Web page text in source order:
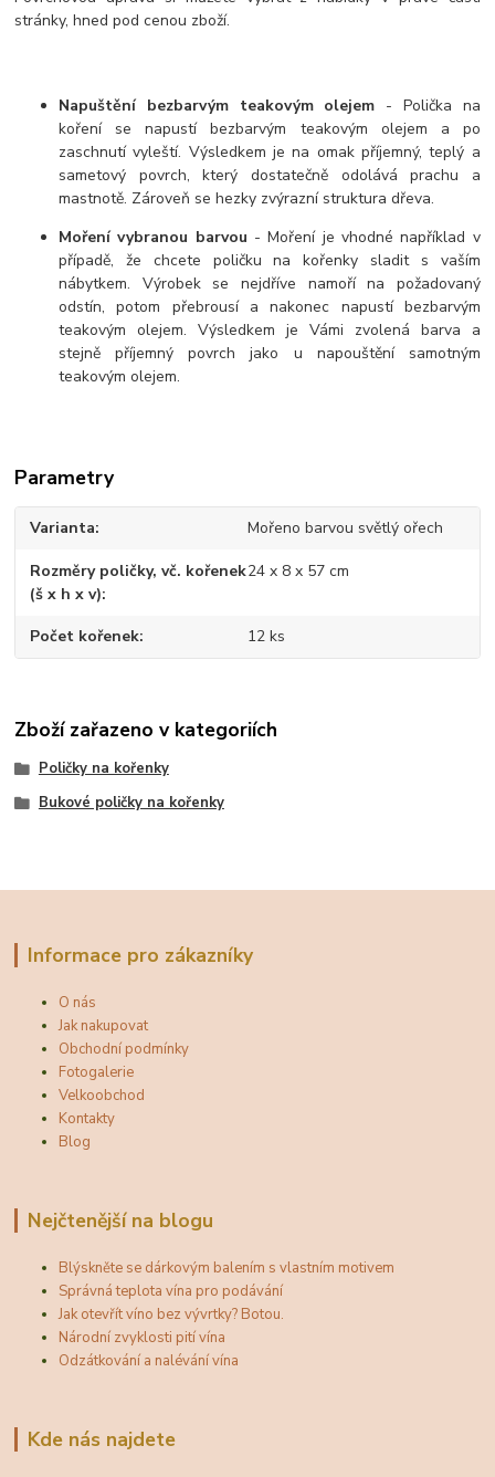
stránky, hned pod cenou zboží.
Napuštění bezbarvým teakovým olejem - Polička na
koření se napustí bezbarvým teakovým olejem a po
zaschnutí vyleští. Výsledkem je na omak příjemný, teplý a
sametový povrch, který dostatečně odolává prachu a
mastnotě. Zároveň se hezky zvýrazní struktura dřeva.
Moření vybranou barvou - Moření je vhodné například v
případě, že chcete poličku na kořenky sladit s vaším
nábytkem. Výrobek se nejdříve namoří na požadovaný
odstín, potom přebrousí a nakonec napustí bezbarvým
teakovým olejem. Výsledkem je Vámi zvolená barva a
stejně příjemný povrch jako u napouštění samotným
teakovým olejem.
Parametry
Varianta Mořeno barvou světlý ořech
Rozměry poličky, vč. kořenek
(š x h x v)
24 x 8 x 57 cm
Počet kořenek 12 ks
Zboží zařazeno v kategoriích
Poličky na kořenky
Bukové poličky na kořenky
Informace pro zákazníky
O nás
Jak nakupovat
Obchodní podmínky
Fotogalerie
Velkoobchod
Kontakty
Blog
Nejčtenější na blogu
Blýskněte se dárkovým balením s vlastním motivem
Správná teplota vína pro podávání
Jak otevřít víno bez vývrtky? Botou.
Národní zvyklosti pití vína
Odzátkování a nalévání vína
Kde nás najdete